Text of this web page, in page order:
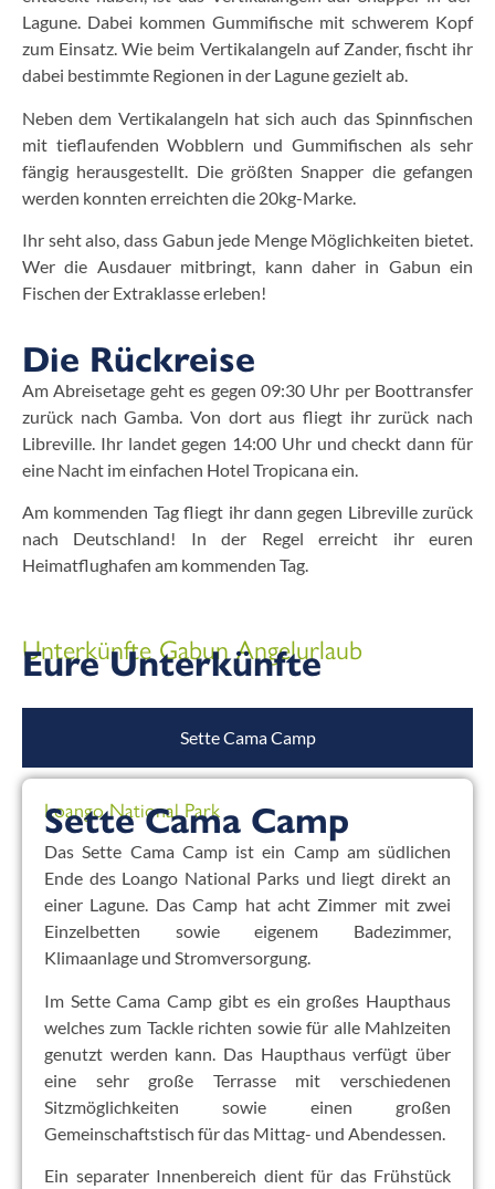
Lagune. Dabei kommen Gummifische mit schwerem Kopf
zum Einsatz. Wie beim Vertikalangeln auf Zander, fischt ihr
dabei bestimmte Regionen in der Lagune gezielt ab.
Neben dem Vertikalangeln hat sich auch das Spinnfischen
mit tieflaufenden Wobblern und Gummifischen als sehr
fängig herausgestellt. Die größten Snapper die gefangen
werden konnten erreichten die 20kg-Marke.
Ihr seht also, dass Gabun jede Menge Möglichkeiten bietet.
Wer die Ausdauer mitbringt, kann daher in Gabun ein
Fischen der Extraklasse erleben!
Die Rückreise
Am Abreisetage geht es gegen 09:30 Uhr per Boottransfer
zurück nach Gamba. Von dort aus fliegt ihr zurück nach
Libreville. Ihr landet gegen 14:00 Uhr und checkt dann für
eine Nacht im einfachen Hotel Tropicana ein.
Am kommenden Tag fliegt ihr dann gegen Libreville zurück
nach Deutschland! In der Regel erreicht ihr euren
Heimatflughafen am kommenden Tag.
Unterkünfte Gabun Angelurlaub
Eure Unterkünfte
Sette Cama Camp
Loango National Park
Sette Cama Camp
Das Sette Cama Camp ist ein Camp am südlichen
Ende des Loango National Parks und liegt direkt an
einer Lagune. Das Camp hat acht Zimmer mit zwei
Einzelbetten sowie eigenem Badezimmer,
Klimaanlage und Stromversorgung.
Im Sette Cama Camp gibt es ein großes Haupthaus
welches zum Tackle richten sowie für alle Mahlzeiten
genutzt werden kann. Das Haupthaus verfügt über
eine sehr große Terrasse mit verschiedenen
Sitzmöglichkeiten sowie einen großen
Gemeinschaftstisch für das Mittag- und Abendessen.
Ein separater Innenbereich dient für das Frühstück